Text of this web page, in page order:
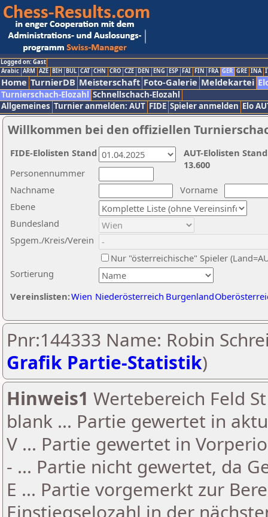
Logged on: Gast
Arabic ARM AZE BIH BUL CAT CHN CRO CZE DEN ENG ESP FAI FIN FRA GER GRE INA
Home TurnierDB Meisterschaft Foto-Galerie Meldekartei
Turnierschach-Elozahl Schnellschach-Elozahl
Allgemeines Turnier anmelden: AUT FIDE Spieler anmelden Elo
Willkommen bei den offiziellen
Nachname
Vorname
Ebene
Sortierung
Personennummer
Bundesland
Spgem./Kreis/Verein
Nur "österreichische" Spieler
Vereinslisten:Wien Niederösterreich Burgenland
AUT-Elolisten
13.600
FIDE-Elolisten Stand
Pnr:144333 Name: Robin
Grafik Partie-Statistik)
Hinweis1 Wertebereich Feld
blank ... Partie gewertet in
V ... Partie gewertet in
- ... Partie nicht gewertet, da
E ... Partie vorgemerkt zur
Einstiegselozahl in der